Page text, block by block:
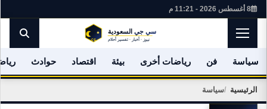
8 أغسطس 2026 - 11:21 م
سياسة فن رياضات أخرى بيئة اقتصاد حوادث
الرئيسية سياسة